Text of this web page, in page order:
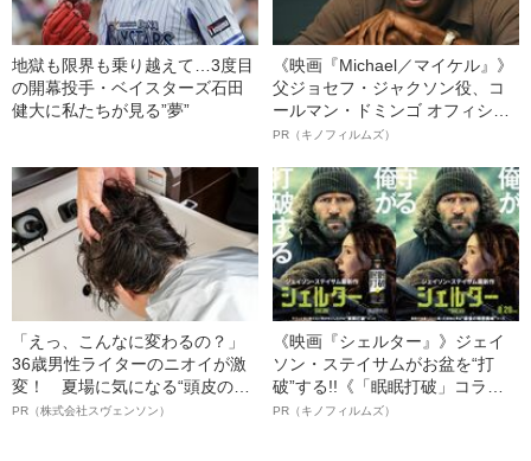
地獄も限界も乗り越えて…3度目
の開幕投手・ベイスターズ石田
健大に私たちが見る”夢”
《映画『Michael／マイケル』》
父ジョセフ・ジャクソン役、コ
ールマン・ドミンゴ オフィシャ
ルインタビュー“観客を魅了した
語る”《日本興収70億円突破》
PR（キノフィルムズ）
「えっ、こんなに変わるの？」
36歳男性ライターのニオイが激
変！ 夏場に気になる“頭皮のニ
オイ”や“ベタつき”を解消す
PR（株式会社スヴェンソン）
《映画『シェルター』》ジェイ
ソン・ステイサムがお盆を“打
破”する!!《「眠眠打破」コラ
ボ》
PR（キノフィルムズ）